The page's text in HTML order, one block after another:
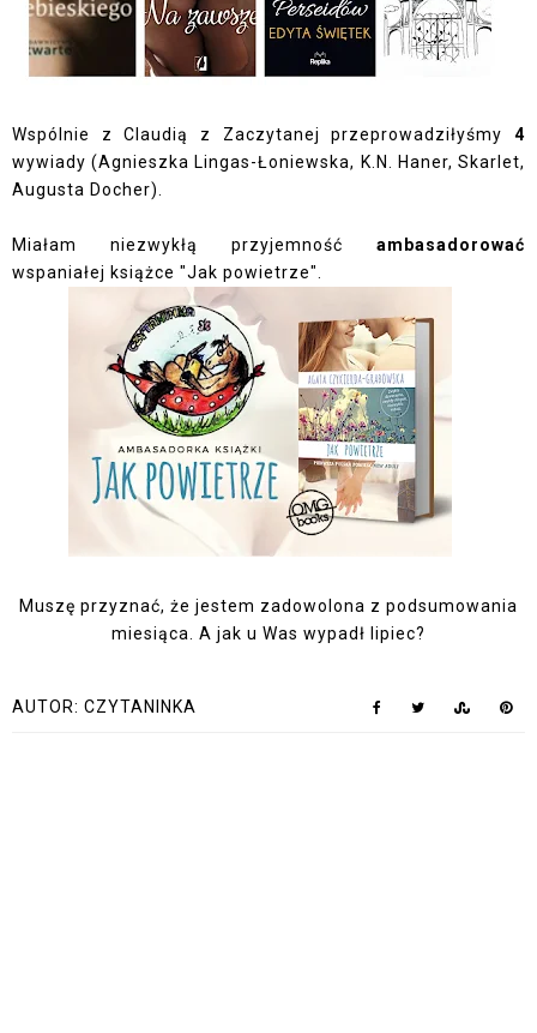
Wspólnie z Claudią z Zaczytanej przeprowadziłyśmy 4
wywiady (Agnieszka Lingas-Łoniewska, K.N. Haner, Skarlet,
Augusta Docher).
Miałam niezwykłą przyjemność ambasadorować
wspaniałej książce "Jak powietrze".
Muszę przyznać, że jestem zadowolona z podsumowania
miesiąca. A jak u Was wypadł lipiec?
AUTOR: CZYTANINKA